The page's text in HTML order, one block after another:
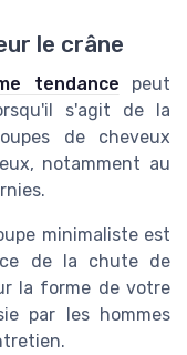
le crâne
tendance peut
s'agit de la
de cheveux
notamment au
minimaliste est
de la chute de
la forme de votre
par les hommes